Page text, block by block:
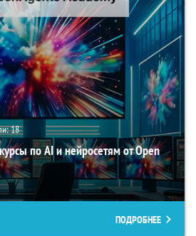
18
по AI и нейросетям от Open
ПОДРОБНЕЕ